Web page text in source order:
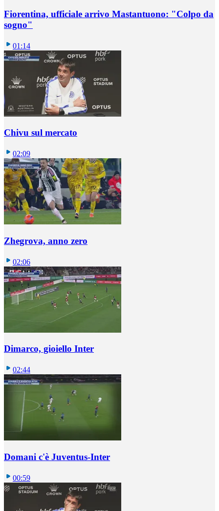
Fiorentina, ufficiale arrivo Mastantuono: "Colpo da
sogno"
01:14
Chivu sul mercato
02:09
Zhegrova, anno zero
02:06
Dimarco, gioiello Inter
02:44
Domani c'è Juventus-Inter
00:59